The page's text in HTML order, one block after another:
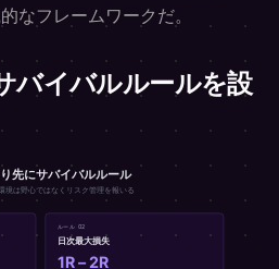
なフレームワークだ。
バイバルルールを設